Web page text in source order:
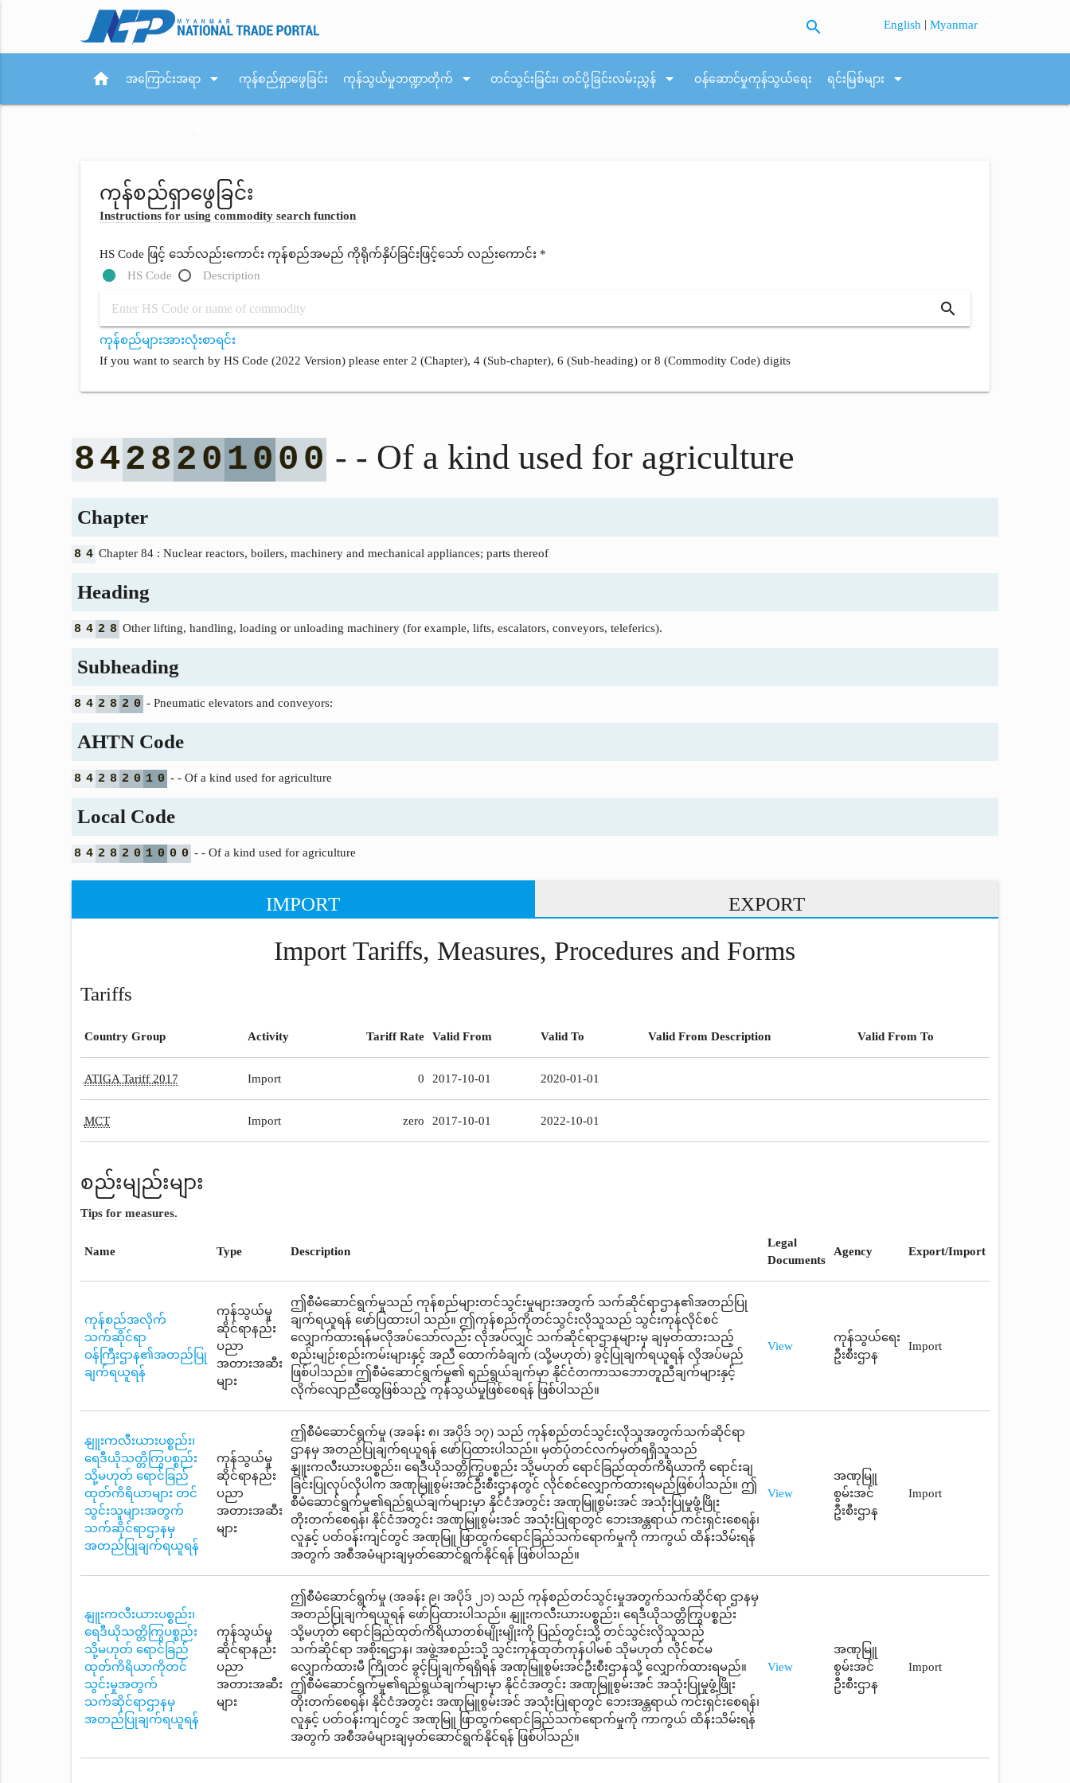
search English |Myanmar
home အကြောင်းအရာ arrow_drop_down ကုန်စည်ရှာဖွေခြင်း ကုန်သွယ်မှုဘဏ္ဍာတိုက် arrow_drop_down တင်သွင်းခြင်း၊ တင်ပို့ခြင်းလမ်းညွှန် arrow_drop_down ဝန်ဆောင်မှုကုန်သွယ်ရေး ရင်းမြစ်များ arrow_drop_down
ကုန်စည်ရှာဖွေခြင်း
Instructions for using commodity search function
HS Code ဖြင့် သော်လည်းကောင်း ကုန်စည်အမည် ကိုရိုက်နှိပ်ခြင်းဖြင့်သော် လည်းကောင်း *
HS Code
Description
search
ကုန်စည်များအားလုံးစာရင်း
If you want to search by HS Code (2022 Version) please enter 2 (Chapter), 4 (Sub-chapter), 6 (Sub-heading) or 8 (Commodity Code) digits
842 8 2 0 10 0 0 - - Of a kind used for agriculture
Chapter
8 4 Chapter 84 : Nuclear reactors, boilers, machinery and mechanical appliances; parts thereof
Heading
8 4 2 8 Other lifting, handling, loading or unloading machinery (for example, lifts, escalators, conveyors, teleferics).
Subheading
8 4 2 8 2 0 - Pneumatic elevators and conveyors:
AHTN Code
8 4 2 8 2 0 1 0 - - Of a kind used for agriculture
Local Code
8 4 2 8 2 0 1 0 0 0 - - Of a kind used for agriculture
IMPORT EXPORT
Import Tariffs, Measures, Procedures and Forms
Tariffs
Country Group Activity Tariff Rate Valid From Valid To Valid From Description Valid From To
ATIGA Tariff 2017 Import 0 2017-10-01 2020-01-01
MCT Import zero 2017-10-01 2022-10-01
စည်းမျည်းများ
Tips for measures.
Name Type Description
Legal
Documents
Agency Export/Import
ကုန်စည်အလိုက်
သက်ဆိုင်ရာ
ဝန်ကြီးဌာန၏အတည်ပြု
ချက်ရယူရန်
ကုန်သွယ်မှု
ဆိုင်ရာနည်း
ပညာ
အတားအဆီး
များ
ဤစီမံဆောင်ရွက်မှုသည် ကုန်စည်များတင်သွင်းမှုများအတွက် သက်ဆိုင်ရာဌာန၏အတည်ပြု
ချက်ရယူရန် ဖော်ပြထားပါ သည်။ ဤကုန်စည်ကိုတင်သွင်းလိုသူသည် သွင်းကုန်လိုင်စင်
လျှောက်ထားရန်မလိုအပ်သော်လည်း လိုအပ်လျှင် သက်ဆိုင်ရာဌာနများမှ ချမှတ်ထားသည့်
စည်းမျဉ်းစည်းကမ်းများနှင့် အညီ ထောက်ခံချက် (သို့မဟုတ်) ခွင့်ပြုချက်ရယူရန် လိုအပ်မည်
ဖြစ်ပါသည်။ ဤစီမံဆောင်ရွက်မှု၏ ရည်ရွယ်ချက်မှာ နိုင်ငံတကာသဘောတူညီချက်များနှင့်
လိုက်လျောညီထွေဖြစ်သည့် ကုန်သွယ်မှုဖြစ်စေရန် ဖြစ်ပါသည်။
View
ကုန်သွယ်ရေး
ဦးစီးဌာန
Import
နျူးကလီးယားပစ္စည်း၊
ရေဒီယိုသတ္တိကြွပစ္စည်း
သို့မဟုတ် ရောင်ခြည်
ထုတ်ကိရိယာများ တင်
သွင်းသူများအတွက်
သက်ဆိုင်ရာဌာနမှ
အတည်ပြုချက်ရယူရန်
ကုန်သွယ်မှု
ဆိုင်ရာနည်း
ပညာ
အတားအဆီး
များ
ဤစီမံဆောင်ရွက်မှု (အခန်း ၈၊ အပိုဒ် ၁၇) သည် ကုန်စည်တင်သွင်းလိုသူအတွက်သက်ဆိုင်ရာ
ဌာနမှ အတည်ပြုချက်ရယူရန် ဖော်ပြထားပါသည်။ မှတ်ပုံတင်လက်မှတ်ရရှိသူသည်
နျူးကလီးယားပစ္စည်း၊ ရေဒီယိုသတ္တိကြွပစ္စည်း သို့မဟုတ် ရောင်ခြည်ထုတ်ကိရိယာကို ရောင်းချ
ခြင်းပြုလုပ်လိုပါက အဏုမြူစွမ်းအင်ဦးစီးဌာနတွင် လိုင်စင်လျှောက်ထားရမည်ဖြစ်ပါသည်။ ဤ
စီမံဆောင်ရွက်မှု၏ရည်ရွယ်ချက်များမှာ နိုင်ငံအတွင်း အဏုမြူစွမ်းအင် အသုံးပြုမှုဖွံ့ဖြိုး
တိုးတက်စေရန်၊ နိုင်ငံအတွင်း အဏုမြူစွမ်းအင် အသုံးပြုရာတွင် ဘေးအန္တရာယ် ကင်းရှင်းစေရန်၊
လူနှင့် ပတ်ဝန်းကျင်တွင် အဏုမြူ ဖြာထွက်ရောင်ခြည်သက်ရောက်မှုကို ကာကွယ် ထိန်းသိမ်းရန်
အတွက် အစီအမံများချမှတ်ဆောင်ရွက်နိုင်ရန် ဖြစ်ပါသည်။
View
အဏုမြူ
စွမ်းအင်
ဦးစီးဌာန
Import
နျူးကလီးယားပစ္စည်း၊
ရေဒီယိုသတ္တိကြွပစ္စည်း
သို့မဟုတ် ရောင်ခြည်
ထုတ်ကိရိယာကိုတင်
သွင်းမှုအတွက်
သက်ဆိုင်ရာဌာနမှ
အတည်ပြုချက်ရယူရန်
ကုန်သွယ်မှု
ဆိုင်ရာနည်း
ပညာ
အတားအဆီး
များ
ဤစီမံဆောင်ရွက်မှု (အခန်း ၉၊ အပိုဒ် ၂၁) သည် ကုန်စည်တင်သွင်းမှုအတွက်သက်ဆိုင်ရာ ဌာနမှ
အတည်ပြုချက်ရယူရန် ဖော်ပြထားပါသည်။ နျူးကလီးယားပစ္စည်း၊ ရေဒီယိုသတ္တိကြွပစ္စည်း
သို့မဟုတ် ရောင်ခြည်ထုတ်ကိရိယာတစ်မျိုးမျိုးကို ပြည်တွင်းသို့ တင်သွင်းလိုသူသည်
သက်ဆိုင်ရာ အစိုးရဌာန၊ အဖွဲ့အစည်းသို့ သွင်းကုန်ထုတ်ကုန်ပါမစ် သိုမဟုတ် လိုင်စင်မ
လျှောက်ထားမီ ကြိုတင် ခွင့်ပြုချက်ရရှိရန် အဏုမြူစွမ်းအင်ဦးစီးဌာနသို့ လျှောက်ထားရမည်။
ဤစီမံဆောင်ရွက်မှု၏ရည်ရွယ်ချက်များမှာ နိုင်ငံအတွင်း အဏုမြူစွမ်းအင် အသုံးပြုမှုဖွံ့ဖြိုး
တိုးတက်စေရန်၊ နိုင်ငံအတွင်း အဏုမြူစွမ်းအင် အသုံးပြုရာတွင် ဘေးအန္တရာယ် ကင်းရှင်းစေရန်၊
လူနှင့် ပတ်ဝန်းကျင်တွင် အဏုမြူ ဖြာထွက်ရောင်ခြည်သက်ရောက်မှုကို ကာကွယ် ထိန်းသိမ်းရန်
အတွက် အစီအမံများချမှတ်ဆောင်ရွက်နိုင်ရန် ဖြစ်ပါသည်။
View
အဏုမြူ
စွမ်းအင်
ဦးစီးဌာန
Import